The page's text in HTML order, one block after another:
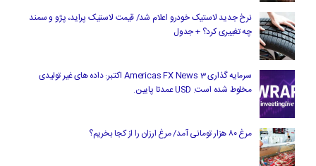
نرخ جدید لاستیک خودرو اعلام شد/ قیمت لاستیک پراید، پژو و سمند
چه تغییری کرد؟ + جدول
سرمایه گذاری Americas FX News 3 اکتبر: داده های غیر تولیدی
مخلوط شده است. USD عمدتا پایین.
مرغ ۸۰ هزار تومانی آمد/ مرغ ارزان را از کجا بخریم؟